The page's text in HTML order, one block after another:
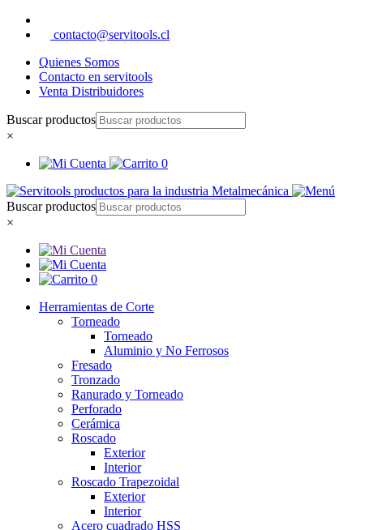
contacto@servitools.cl
Quienes Somos
Contacto en servitools
Venta Distribuidores
Buscar productos
×
0
Buscar productos
×
0
Herramientas de Corte
Torneado
Torneado
Aluminio y No Ferrosos
Fresado
Tronzado
Ranurado y Torneado
Perforado
Cerámica
Roscado
Exterior
Interior
Roscado Trapezoidal
Exterior
Interior
Acero cuadrado HSS